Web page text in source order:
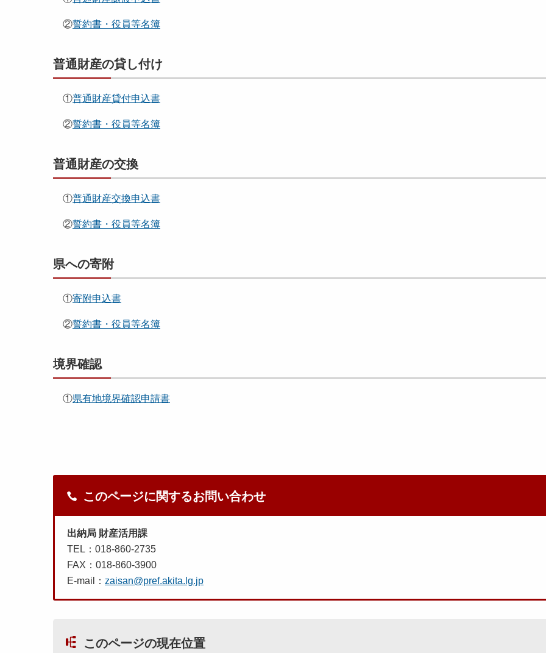
②誓約書・役員等名簿
普通財産の貸し付け
①普通財産貸付申込書
②誓約書・役員等名簿
普通財産の交換
①普通財産交換申込書
②誓約書・役員等名簿
県への寄附
①寄附申込書
②誓約書・役員等名簿
境界確認
①県有地境界確認申請書
このページに関するお問い合わせ
出納局 財産活用課
TEL：018-860-2735
FAX：018-860-3900
E-mail： zaisan@pref.akita.lg.jp
このページの現在位置